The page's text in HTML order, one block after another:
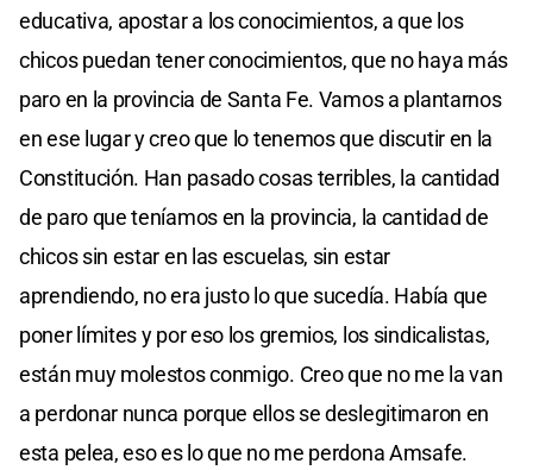
educativa, apostar a los conocimientos, a que los
chicos puedan tener conocimientos, que no haya más
paro en la provincia de Santa Fe. Vamos a plantarnos
en ese lugar y creo que lo tenemos que discutir en la
Constitución. Han pasado cosas terribles, la cantidad
de paro que teníamos en la provincia, la cantidad de
chicos sin estar en las escuelas, sin estar
aprendiendo, no era justo lo que sucedía. Había que
poner límites y por eso los gremios, los sindicalistas,
están muy molestos conmigo. Creo que no me la van
a perdonar nunca porque ellos se deslegitimaron en
esta pelea, eso es lo que no me perdona Amsafe.